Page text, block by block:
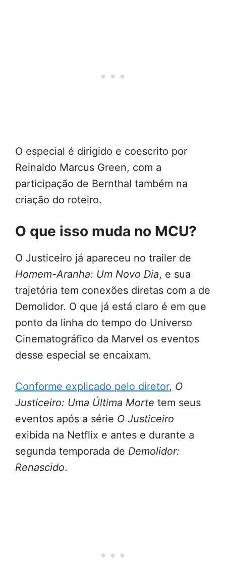
O especial é dirigido e coescrito por
Reinaldo Marcus Green, com a
participação de Bernthal também na
criação do roteiro.
O que isso muda no MCU?
O Justiceiro já apareceu no trailer de
Homem-Aranha: Um Novo Dia, e sua
trajetória tem conexões diretas com a de
Demolidor. O que já está claro é em que
ponto da linha do tempo do Universo
Cinematográfico da Marvel os eventos
desse especial se encaixam.
Conforme explicado pelo diretor, O
Justiceiro: Uma Última Morte tem seus
eventos após a série O Justiceiro
exibida na Netflix e antes e durante a
segunda temporada de Demolidor:
Renascido.